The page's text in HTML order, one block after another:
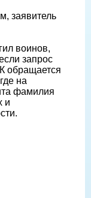
заявитель
воинов,
запрос
обращается
на
фамилия
и